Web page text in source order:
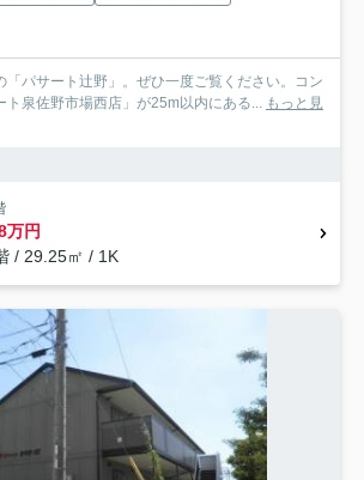
「パサート辻野」。ぜひ一度ご覧ください。コン
ト泉佐野市場西店」が25m以内にある...
もっと見
万円
/ 29.25㎡ / 1K